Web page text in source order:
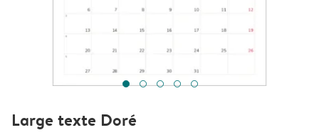
Large texte Doré